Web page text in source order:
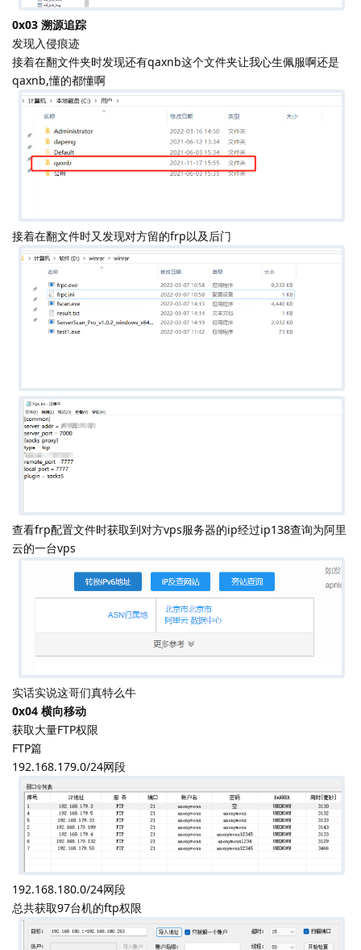
0x03 溯源追踪
发现入侵痕迹
接着在翻文件夹时发现还有qaxnb这个文件夹让我心生佩服啊还是
qaxnb,懂的都懂啊
接着在翻文件时又发现对方留的frp以及后门
查看frp配置文件时获取到对方vps服务器的ip经过ip138查询为阿里
云的一台vps
实话实说这哥们真特么牛
0x04 横向移动
获取大量FTP权限
FTP篇
192.168.179.0/24网段
192.168.180.0/24网段
总共获取97台机的ftp权限